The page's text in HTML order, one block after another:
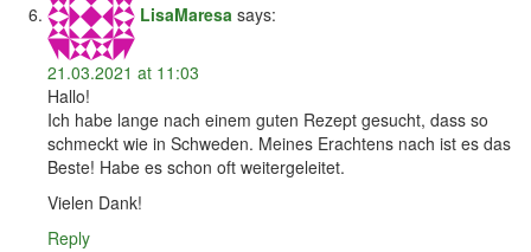
LisaMaresa says:
21.03.2021 at 11:03
Hallo!
Ich habe lange nach einem guten Rezept gesucht, dass so
schmeckt wie in Schweden. Meines Erachtens nach ist es das
Beste! Habe es schon oft weitergeleitet.
Vielen Dank!
Reply